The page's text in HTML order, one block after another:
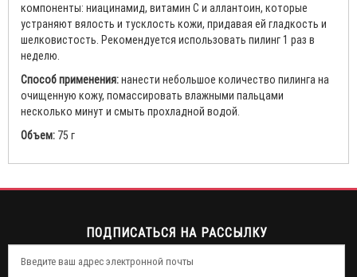
компоненты: ниацинамид, витамин C и аллантоин, которые
устраняют вялость и тусклость кожи, придавая ей гладкость и
шелковистость. Рекомендуется использовать пилинг 1 раз в
неделю.
Способ применения:нанести небольшое количество пилинга на
очищенную кожу, помассировать влажными пальцами
несколько минут и смыть прохладной водой.
Объем: 75 г
ПОДПИСАТЬСЯ НА РАССЫЛКУ